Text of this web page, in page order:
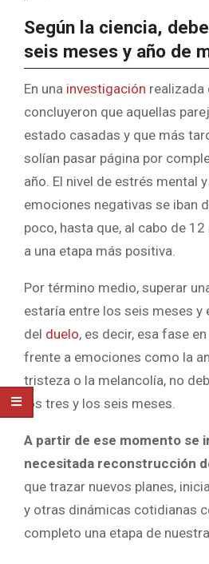
Según la ciencia,
seis meses y año de
En una investigación realizada
concluyeron que aquellas
estado casadas y que más
solían pasar página por
año. El nivel de estrés mental
emociones negativas se iban
poco, hasta que, al cabo de
a una etapa más positiva.
Por término medio, superar
estaría entre los seis meses y
del duelo, es decir, esa fase
frente a emociones como la
tristeza o la melancolía, no
los tres y los seis meses.
A partir de ese momento se
necesitada reconstrucción
que trazar nuevos planes,
y otras dinámicas cotidianas
completo una etapa de